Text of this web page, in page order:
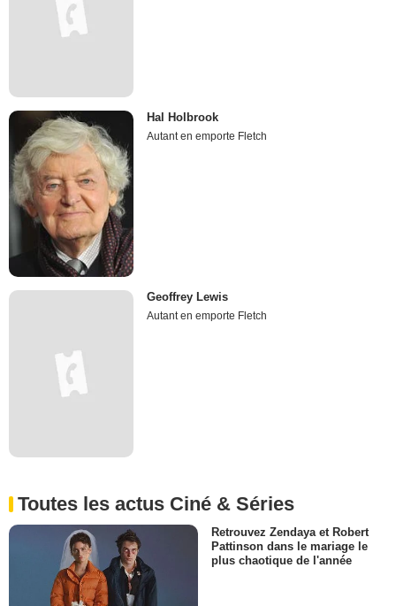
Hal Holbrook
Autant en emporte Fletch
Geoffrey Lewis
Autant en emporte Fletch
Toutes les actus Ciné & Séries
Retrouvez Zendaya et Robert
Pattinson dans le mariage le
plus chaotique de l'année